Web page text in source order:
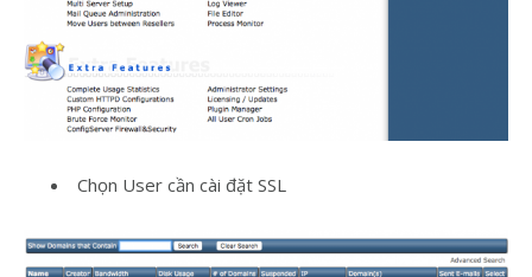
Chọn User cần cài đặt SSL